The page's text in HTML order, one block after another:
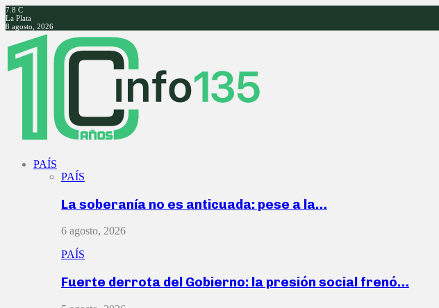
7.8 C
La Plata
8 agosto, 2026
Facebook
Twitter
Instagram
Youtube
PAÍS
PAÍS
La soberanía no es anticuada: pese a la…
6 agosto, 2026
PAÍS
Fuerte derrota del Gobierno: la presión social frenó…